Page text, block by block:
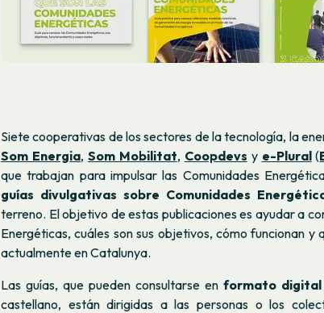
Siete cooperativas de los sectores de la tecnología, la
Som Energia, Som Mobilitat, Coopdevs y e-Plural(
que trabajan para impulsar las Comunidades
guías divulgativas sobre Comunidades
terreno. El objetivo de estas publicaciones es ayudar a
Energéticas, cuáles son sus objetivos, cómo funcionan y
actualmente en Catalunya.
Las guías, que pueden consultarse en formato
castellano, están dirigidas a las personas o los